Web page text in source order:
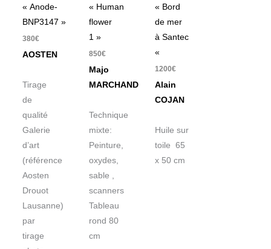
« Anode-
BNP3147 »
380€
AOSTEN
Tirage
de
qualité
Galerie
d’art
(référence
Aosten
Drouot
Lausanne)
par
tirage
« Human
flower
1 »
850€
Majo
MARCHAND
Technique
mixte:
Peinture,
oxydes,
sable ,
scanners
Tableau
rond 80
cm
« Bord
de mer
à Santec
«
1200€
Alain
COJAN
Huile sur
toile 65
x 50 cm